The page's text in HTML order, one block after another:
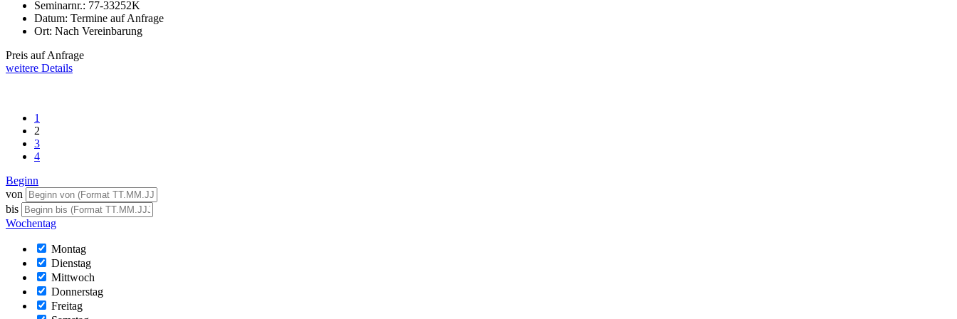
Seminarnr.: 77-33252K
Datum: Termine auf Anfrage
Ort: Nach Vereinbarung
Preis auf Anfrage
weitere Details
1
2
3
4
Beginn
von
bis
Wochentag
Montag
Dienstag
Mittwoch
Donnerstag
Freitag